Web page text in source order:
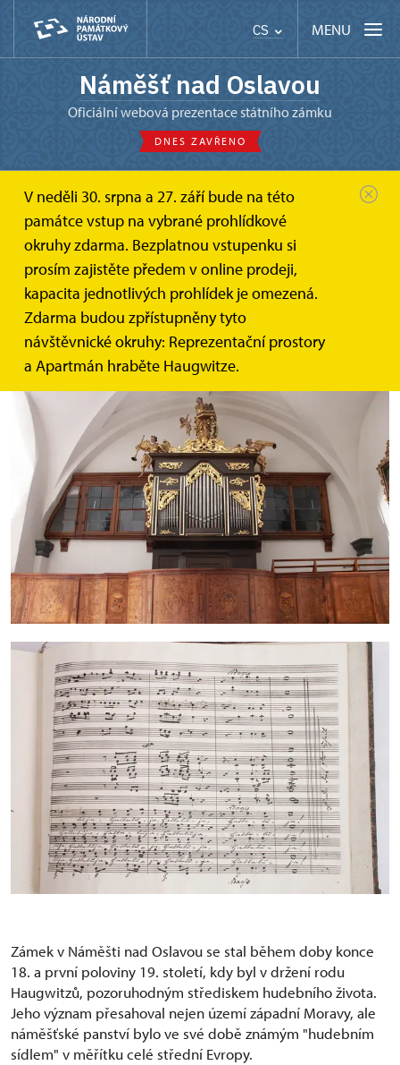
CS MENU
Náměšť nad Oslavou
oficiální webová prezentace státního zámku
DNES ZAVŘENO
V neděli 30. srpna a 27. září bude na této
památce vstup na vybrané prohlídkové
okruhy zdarma. Bezplatnou vstupenku si
prosím zajistěte předem v online prodeji,
kapacita jednotlivých prohlídek je omezená.
Zdarma budou zpřístupněny tyto
návštěvnické okruhy: Reprezentační prostory
a Apartmán hraběte Haugwitze.
Náměšť nad Oslavou O zámku Hudební historie zámku
Hudební historie zámku
Bohatá hudební historie i současnost náměšťského
zámku. Zámku, na němž je hudba skutečně doma.
Zámek v Náměšti nad Oslavou se stal během doby konce
18. a první poloviny 19. století, kdy byl v držení rodu
Haugwitzů, pozoruhodným střediskem hudebního života.
Jeho význam přesahoval nejen území západní Moravy, ale
náměšťské panství bylo ve své době známým "hudebním
sídlem" v měřítku celé střední Evropy.